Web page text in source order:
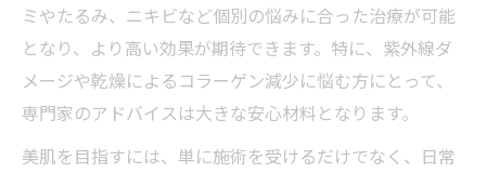
ミやたるみ、ニキビなど個別の悩みに合った治療が可能
となり、より高い効果が期待できます。特に、紫外線ダ
メージや乾燥によるコラーゲン減少に悩む方にとって、
専門家のアドバイスは大きな安心材料となります。
美肌を目指すには、単に施術を受けるだけでなく、日常